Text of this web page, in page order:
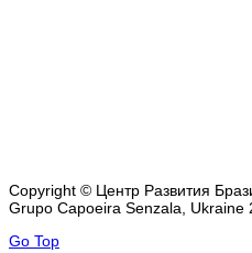
Copyright © Центр Развития
Grupo Capoeira Senzala, Ukraine
Go Top